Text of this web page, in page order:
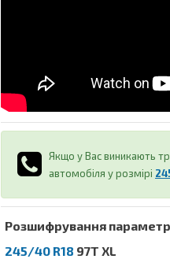
Якщо у Вас виникають
автомобіля у розмірі
Розшифрування
245/40 R18 97T XL